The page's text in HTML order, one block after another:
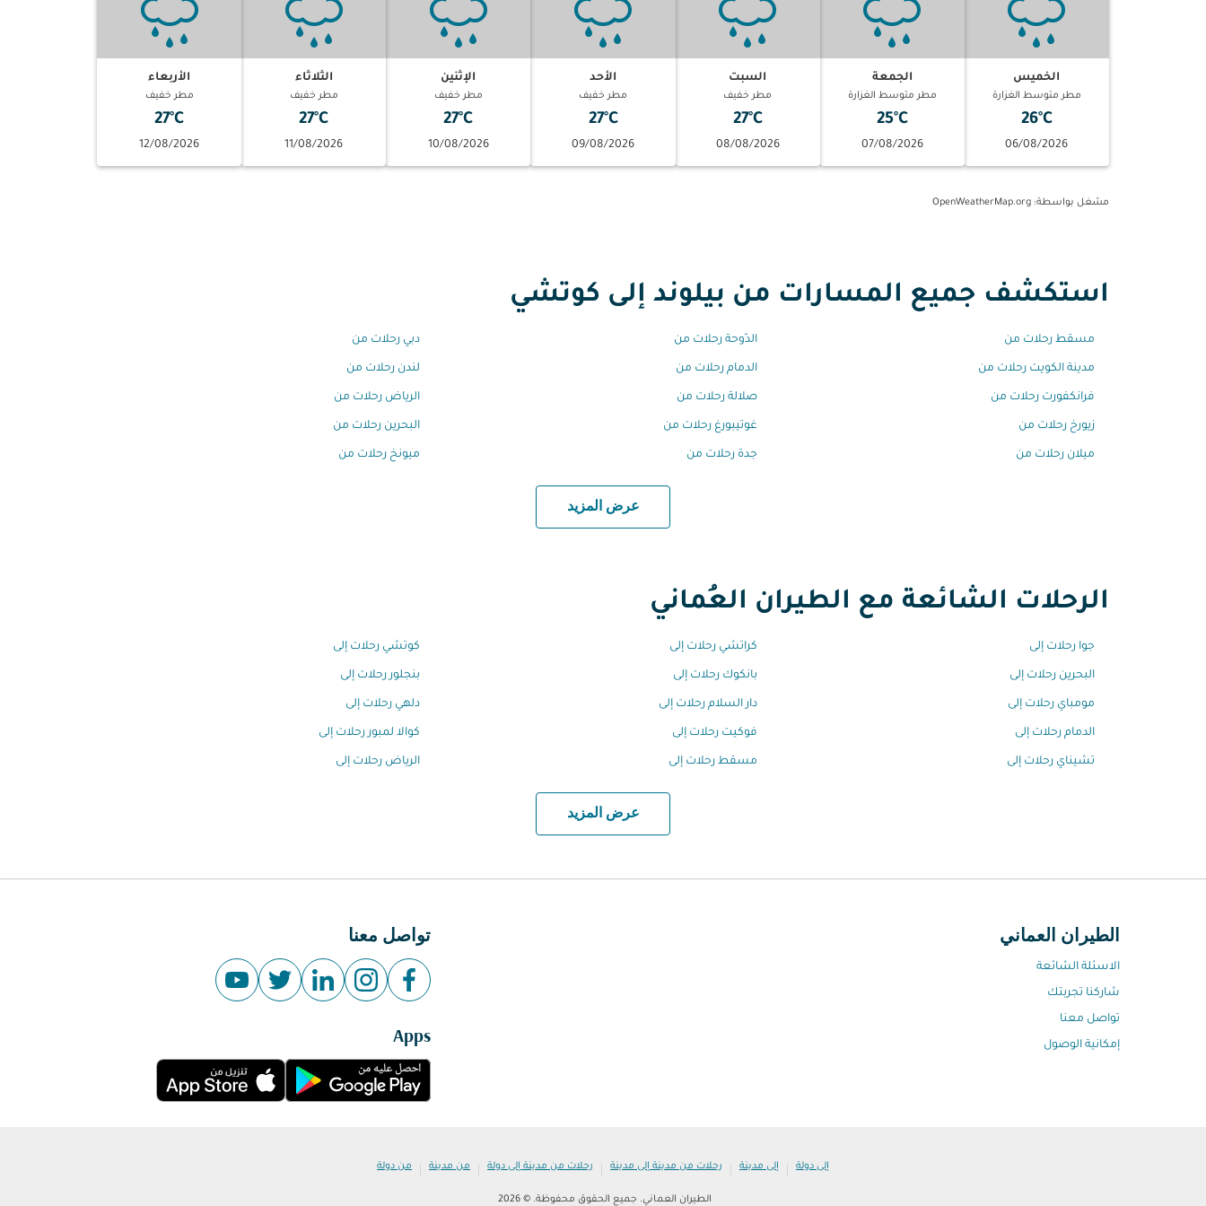
الخميس
مطر متوسط الغزارة
26°C
06/08/2026
الجمعة
مطر متوسط الغزارة
25°C
07/08/2026
السبت
مطر خفيف
27°C
08/08/2026
الأحد
مطر خفيف
27°C
09/08/2026
الإثنين
مطر خفيف
27°C
10/08/2026
الثلاثاء
مطر خفيف
27°C
11/08/2026
الأربعاء
مطر خفيف
27°C
12/08/2026
مشغل بواسطة: OpenWeatherMap.org
استكشف جميع المسارات من بيلوند إلى كوتشي
مسقط رحلات من الدّوحة رحلات من دبي رحلات من
مدينة الكويت رحلات من الدمام رحلات من لندن رحلات من
فرانكفورت رحلات من صلالة رحلات من الرياض رحلات من
زيورخ رحلات من غوتيبورغ رحلات من البحرين رحلات من
ميلان رحلات من جدة رحلات من ميونخ رحلات من
عرض المزيد
الرحلات الشائعة مع الطيران العُماني
جوا رحلات إلى كراتشي رحلات إلى كوتشي رحلات إلى
البحرين رحلات إلى بانكوك رحلات إلى بنجلور رحلات إلى
مومباي رحلات إلى دار السلام رحلات إلى دلهي رحلات إلى
الدمام رحلات إلى فوكيت رحلات إلى كوالا لمبور رحلات إلى
تشيناي رحلات إلى مسقط رحلات إلى الرياض رحلات إلى
عرض المزيد
الطيران العماني
الاسئلة الشائعة
شاركنا تجربتك
تواصل معنا
إمكانية الوصول
تواصل معنا
Apps
إلى دولة | إلى مدينة | رحلات من مدينة إلى مدينة | رحلات من مدينة إلى دولة | من مدينة | من دولة
الطيران العماني. جميع الحقوق محفوظة. © 2026